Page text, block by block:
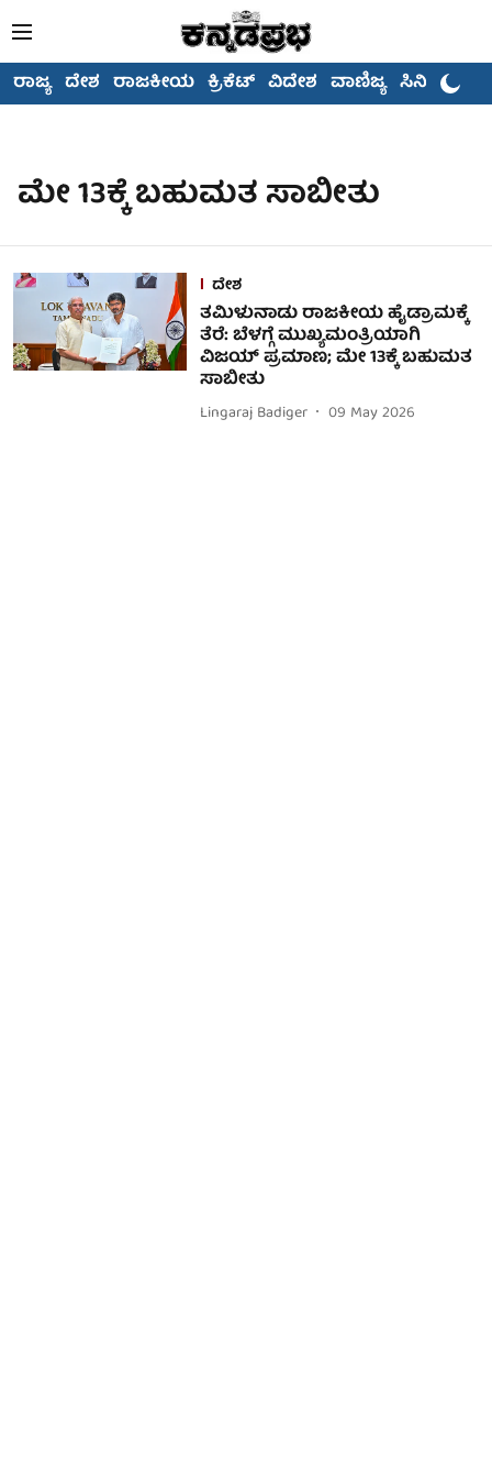
ರಾಜ್ಯ ದೇಶ ರಾಜಕೀಯ ಕ್ರಿಕೆಟ್ ವಿದೇಶ ವಾಣಿಜ್ಯ ಸಿನಿಮಾ
ಮೇ 13ಕ್ಕೆ ಬಹುಮತ ಸಾಬೀತು
ದೇಶ
ತಮಿಳುನಾಡು ರಾಜಕೀಯ ಹೈಡ್ರಾಮಕ್ಕೆ
ತೆರೆ: ಬೆಳಗ್ಗೆ ಮುಖ್ಯಮಂತ್ರಿಯಾಗಿ
ವಿಜಯ್ ಪ್ರಮಾಣ; ಮೇ 13ಕ್ಕೆ ಬಹುಮತ
ಸಾಬೀತು
Lingaraj Badiger 09 May 2026